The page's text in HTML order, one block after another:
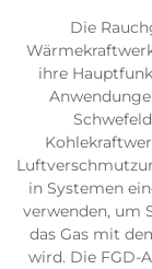
Die
ihre
in Systemen
verwenden, um
das Gas mit
wird. Die FGD-